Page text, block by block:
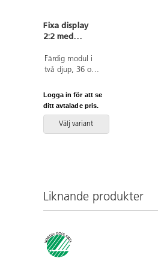
Fixa display
2:2 med
och rygg i
plexi D36 D46
Färdig modul i
två djup, 36 och
Skjutdörrar i
plexi med två
Baksida i plexi.
Köp gärna till till
rörliga. Gjord i
16 mm
Färger med HT
är med
högtryckslaminat.
Logga in för att se
ditt avtalade pris.
Välj variant
Liknande produkter